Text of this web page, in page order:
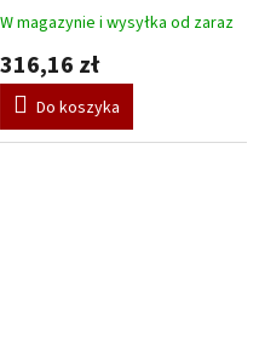
Algo
W magazynie i wysyłka od zaraz
316,16 zł
Do koszyka